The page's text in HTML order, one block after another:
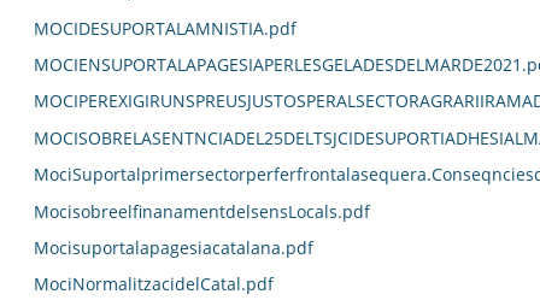
MOCIDESUPORTALAMNISTIA.pdf
MocisobreelfinanamentdelsensLocals.pdf
Mocisuportalapagesiacatalana.pdf
MociNormalitzacidelCatal.pdf